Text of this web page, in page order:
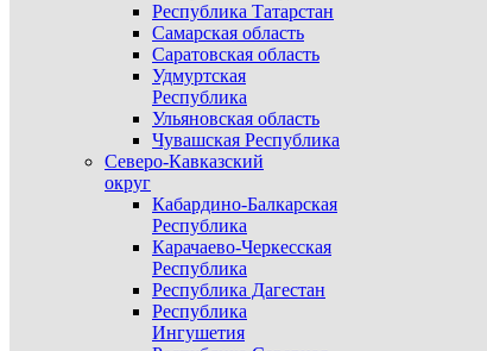
Республика Татарстан
Самарская область
Саратовская область
Удмуртская
Республика
Ульяновская область
Чувашская Республика
Северо-Кавказский
округ
Кабардино-Балкарская
Республика
Карачаево-Черкесская
Республика
Республика Дагестан
Республика
Ингушетия